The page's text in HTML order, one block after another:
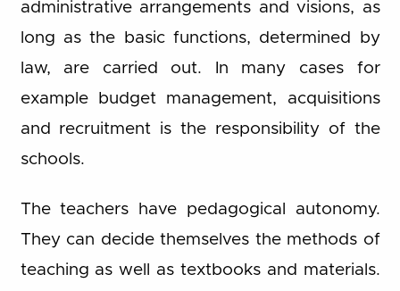
administrative arrangements and visions, as
long as the basic functions, determined by
law, are carried out. In many cases for
example budget management, acquisitions
and recruitment is the responsibility of the
schools.
The teachers have pedagogical autonomy.
They can decide themselves the methods of
teaching as well as textbooks and materials.